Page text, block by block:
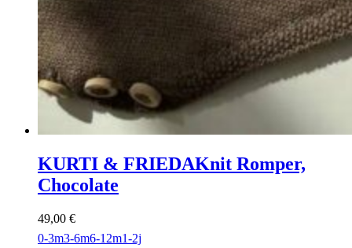
KURTI & FRIEDAKnit Romper,
Chocolate
49,00 €
0-3m3-6m6-12m1-2j